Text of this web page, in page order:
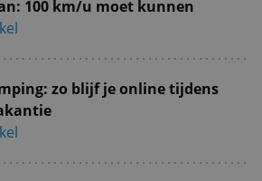
100 km/u moet kunnen
zo blijf je online tijdens